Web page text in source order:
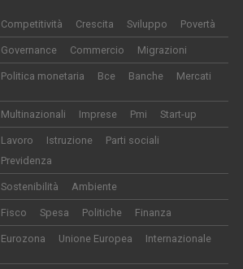
Competitività Crescita Sviluppo Povertà
Governance Commercio Migrazioni
Politica monetaria Bce Banche Mercati
Multinazionali Imprese Pmi Start-up
Lavoro Istruzione
Parti sociali
Previdenza
Sostenibilità Ambiente
Fisco Spesa Politiche Finanza
Eurozona Unione Europea Internazionale